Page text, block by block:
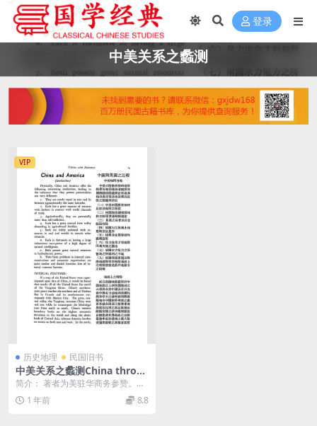
登录
中美关系之蠡测
VIP
历史地理 民国旧书
中美关系之蠡测China throg
h the American window安
立德(Julean Arnold),民国中
美关系研究史料
简介： 著者为美驻华商务参赞。本
书介绍中美经济上的异同，中美关
系特点及贸易要 截...
1 年前 8.8